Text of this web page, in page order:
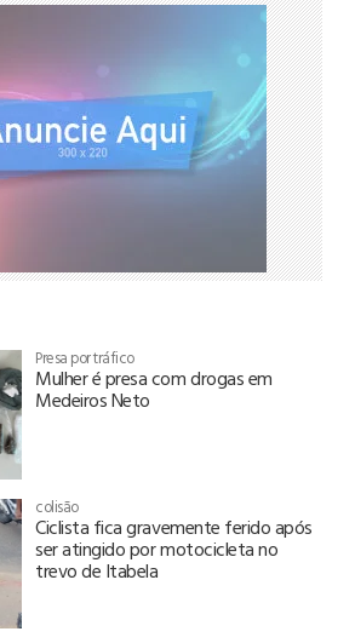
Presa por tráfico
Mulher é presa com drogas em
Medeiros Neto
colisão
Ciclista fica gravemente ferido após
ser atingido por motocicleta no
trevo de Itabela